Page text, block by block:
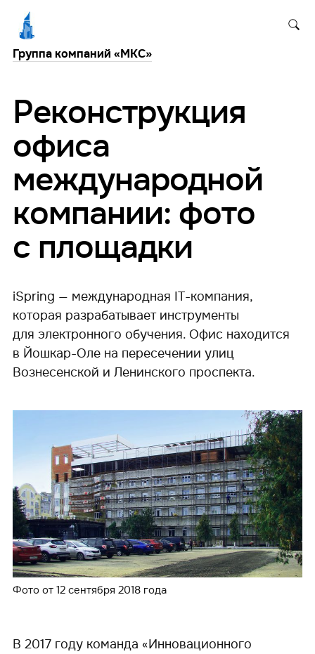
Группа компаний «МКС»
Реконструкция
офиса
международной
компании: фото
с площадки
iSpring — международная IT-компания,
которая разрабатывает инструменты
для электронного обучения. Офис находится
в Йошкар-Оле на пересечении улиц
Вознесенской и Ленинского проспекта.
Фото от 12 сентября 2018 года
В 2017 году команда «Инновационного